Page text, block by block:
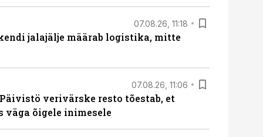
07.08.26, 11:18
jalajälje määrab logistika, mitte
07.08.26, 11:06
verivärske resto tõestab, et
väga õigele inimesele